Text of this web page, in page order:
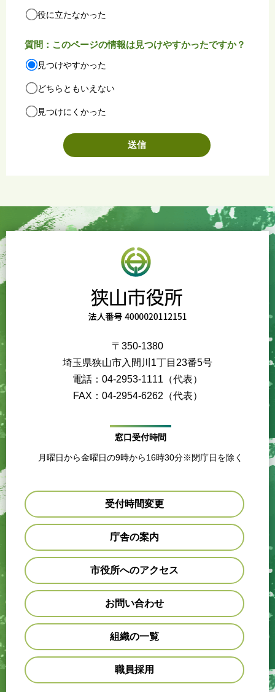
役に立たなかった
質問：このページの情報は見つけやすかったですか？
見つけやすかった
どちらともいえない
見つけにくかった
〒350-1380
埼玉県狭山市入間川1丁目23番5号
電話：04-2953-1111（代表）
FAX：04-2954-6262（代表）
窓口受付時間
月曜日から金曜日の9時から16時30分※閉庁日を除く
受付時間変更
庁舎の案内
市役所へのアクセス
お問い合わせ
組織の一覧
職員採用